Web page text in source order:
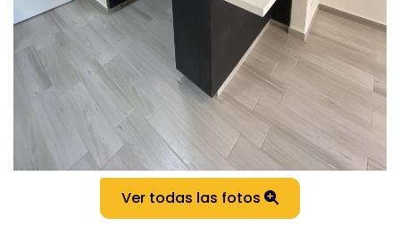
Ver todas las fotos